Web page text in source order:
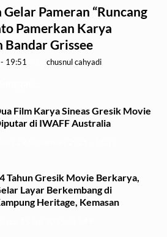
Pameran “Runcang
Pamerkan Karya
Bandar Grissee
19:51 chusnul cahyadi
Film Karya Sineas Gresik Movie
di IWAFF Australia
Tahun Gresik Movie Berkarya,
Layar Berkembang di
Heritage, Kemasan